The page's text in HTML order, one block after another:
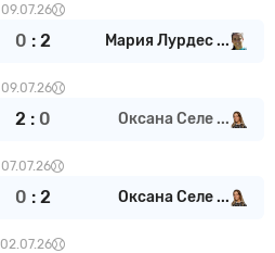
09.07.26
0 : 2 Мария Лурдес ...
09.07.26
2 : 0 Оксана Селе ...
07.07.26
0 : 2 Оксана Селе ...
02.07.26